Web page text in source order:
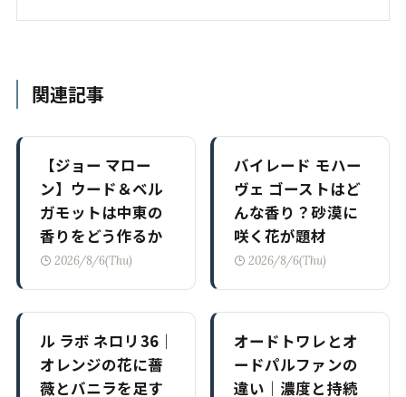
関連記事
【ジョー マロー
ン】ウード＆ベル
ガモットは中東の
香りをどう作るか
2026/8/6(Thu)
バイレード モハー
ヴェ ゴーストはど
んな香り？砂漠に
咲く花が題材
2026/8/6(Thu)
ル ラボ ネロリ36｜
オレンジの花に薔
薇とバニラを足す
オードトワレとオ
ードパルファンの
違い｜濃度と持続